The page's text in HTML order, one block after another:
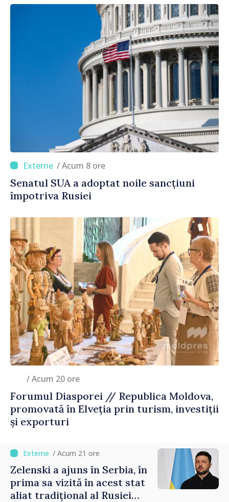
/ Acum 8 ore
Senatul SUA a adoptat noile sancțiuni
împotriva Rusiei
/ Acum 20 ore
Forumul Diasporei // Republica Moldova,
promovată în Elveția prin turism, investiții
și exporturi
/ Acum 21 ore
Zelenski a ajuns în Serbia, în
prima sa vizită în acest stat
aliat tradițional al Rusiei